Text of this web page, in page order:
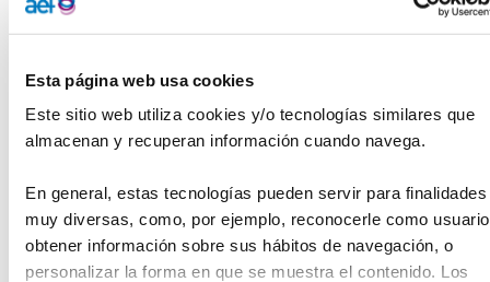
Esta página web usa cookies
Este sitio web utiliza cookies y/o tecnologías similares que
almacenan y recuperan información cuando navega.
En general, estas tecnologías pueden servir para finalidades
muy diversas, como, por ejemplo, reconocerle como
obtener información sobre sus hábitos de navegación, o
personalizar la forma en que se muestra el contenido. Los
contó con la participación de las escuelas de Baile
Artes Escénicas Patricia Caro y el Centro Damte. Sus
flamenco o el claqué.
de ayuda a la infancia de la Fundación Tierra de Hombres
España, que desde 1994 trabaja para que la vida de niños
y jóvenes vulnerables en todo el mundo mejore de forma
significativa.